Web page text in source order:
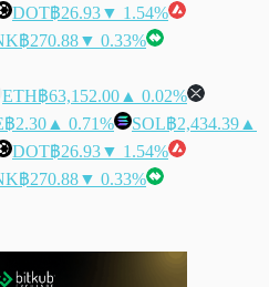
DOT฿26.93▼ 1.54%
฿270.88▼ 0.33%
ETH฿63,152.00 ▲ 0.02%
฿2.30 ▲ 0.71% SOL฿2,434.39 ▲
DOT฿26.93▼ 1.54%
฿270.88▼ 0.33%